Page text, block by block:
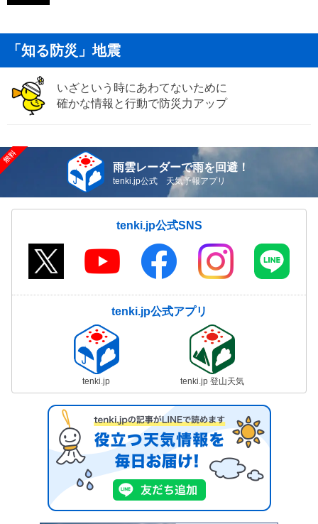
「知る防災」地震
いざという時にあわてないために
確かな情報と行動で防災力アップ
雨雲レーダーで雨を回避！
tenki.jp公式 天気予報アプリ
tenki.jp公式SNS
tenki.jp公式アプリ
tenki.jp tenki.jp 登山天気